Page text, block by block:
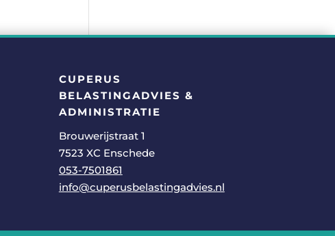
CUPERUS
BELASTINGADVIES &
ADMINISTRATIE
Brouwerijstraat 1​
7523 XC Enschede
053-7501861
info@cuperusbelastingadvies.nl